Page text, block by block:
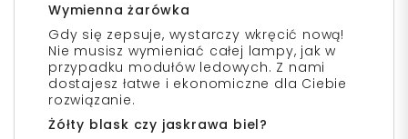
Wymienna żarówka
Gdy się zepsuje, wystarczy wkręcić nową!
Nie musisz wymieniać całej lampy, jak w
przypadku modułów ledowych. Z nami
dostajesz łatwe i ekonomiczne dla Ciebie
rozwiązanie.
Żółty blask czy jaskrawa biel?